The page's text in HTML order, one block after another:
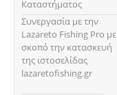
Καταστήματος
Συνεργασία με την
Lazareto Fishing Pro με
σκοπό την κατασκευή
της ιστοσελίδας
lazaretofishing.gr